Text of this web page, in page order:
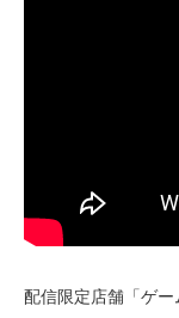
配信限定店舗「ゲ